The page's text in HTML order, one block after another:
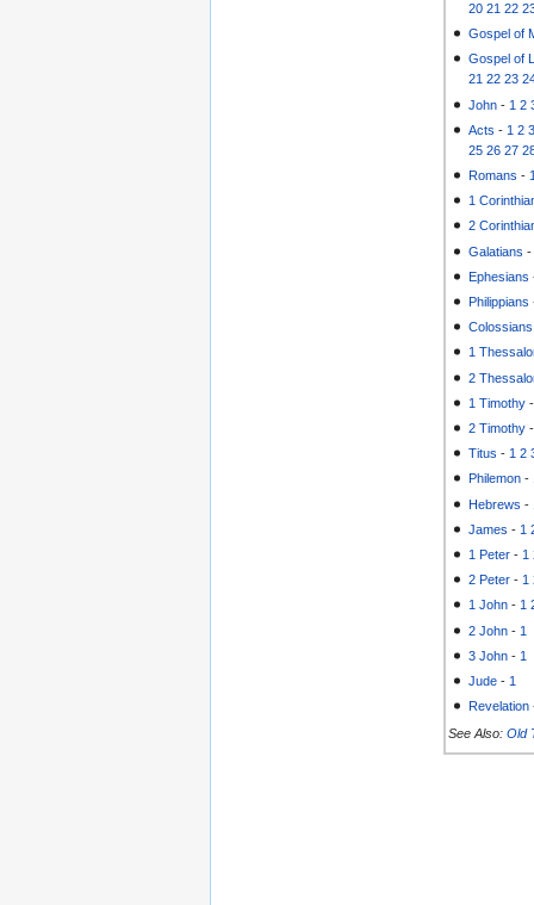
20 21 22
Gospel of
Gospel of
21 22 23
John - 1 2
Acts - 1 2
25 26 27
Romans -
1
2
Galatians
Ephesians
Philippians
Colossians
1
2
1 Timothy
2 Timothy
Titus - 1 2
Philemon -
Hebrews -
James - 1
1 Peter - 1
2 Peter - 1
1 John -1
2 John - 1
3 John - 1
Jude - 1
Revelation
See Also: Old